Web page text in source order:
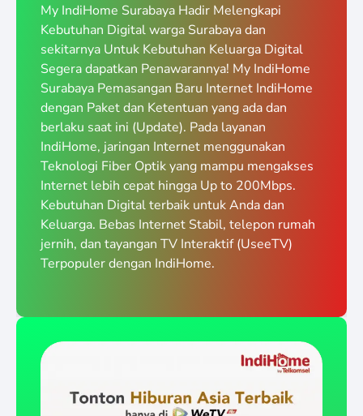
My IndiHome Surabaya Hadir Melengkapi
Kebutuhan Digital warga Surabaya dan
sekitarnya Untuk Kebutuhan Keluarga Digital
Segera dapatkan Penawarannya! My IndiHome
Surabaya Pemasangan Baru Internet IndiHome
dengan Paket dan Ketentuan yang ada dan
berlaku saat ini (Update). Pada layanan
IndiHome, jaringan Internet menggunakan
Teknologi Fiber Optik yang mampu mengakses
Internet lebih cepat hingga Up to 200Mbps.
Kebutuhan Digital terbaik untuk Anda dan
Keluarga. Bebas Internet Stabil, telepon rumah
jernih, dan tayangan TV Interaktif (UseeTV)
Terpopuler dengan IndiHome.